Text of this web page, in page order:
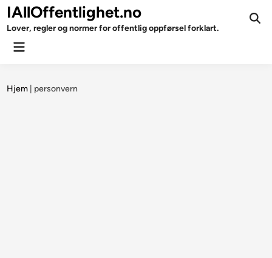
Skip
to
content
IAllOffentlighet.no
Lover, regler og normer for offentlig oppførsel forklart.
Main
Hjem personvern